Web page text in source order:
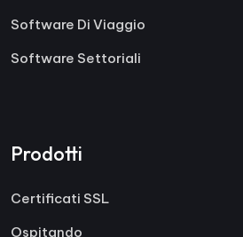
Software Di Viaggio
Software Settoriali
Prodotti
Certificati SSL
Ospitando